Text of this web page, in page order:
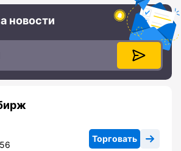
новости
Торговать